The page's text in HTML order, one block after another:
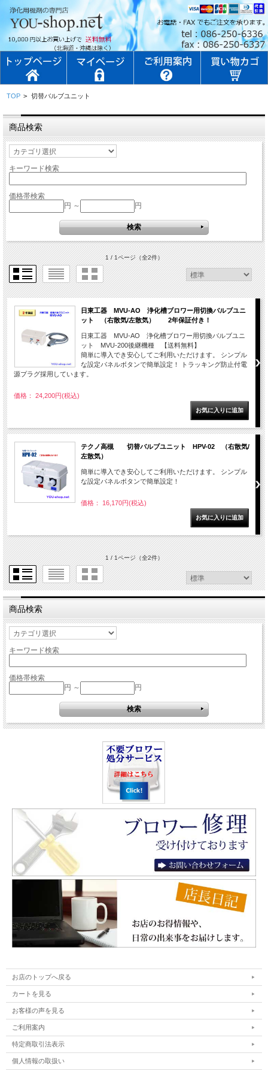
TOP > 切替バルブユニット
商品検索
キーワード検索
価格帯検索
円 ～
円
1 / 1ページ（全2件）
日東工器 MVU-AO 浄化槽ブロワー用切換バルブユニ
ット （右散気/左散気） 2年保証付き！
日東工器 MVU-AO 浄化槽ブロワー用切換バルブユニ
ット MVU-200後継機種 【送料無料】
簡単に導入でき安心してご利用いただけます。 シンプル
な設定パネルボタンで簡単設定！ トラッキング防止付電
源プラグ採用しています。
価格： 24,200円(税込)
テクノ高槻 切替バルブユニット HPV-02 （右散気/
左散気）
簡単に導入でき安心してご利用いただけます。 シンプル
な設定パネルボタンで簡単設定！
価格： 16,170円(税込)
1 / 1ページ（全2件）
商品検索
キーワード検索
価格帯検索
円 ～
円
お店のトップへ戻る
カートを見る
お客様の声を見る
ご利用案内
特定商取引法表示
個人情報の取扱い